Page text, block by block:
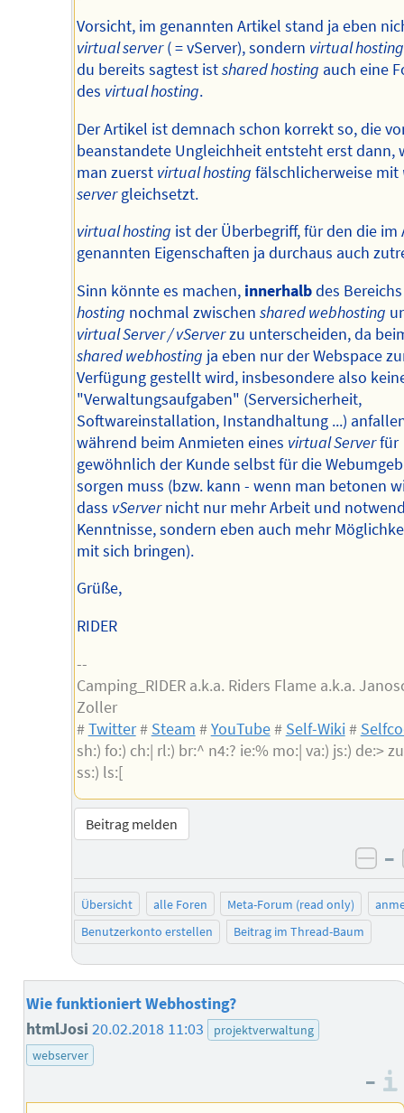
Vorsicht, im genannten Artikel stand ja eben
virtual server( = vServer), sondern virtual hosting
du bereits sagtest istshared hosting auch eine
des virtual hosting.
Der Artikel ist demnach schon korrekt so, die
beanstandete Ungleichheit entsteht erst dann,
man zuerst virtual hosting fälschlicherweise mit
servergleichsetzt.
virtual hosting ist der Überbegriff, für den die im
genannten Eigenschaften ja durchaus auch
Sinn könnte es machen, innerhalbdes
hosting nochmal zwischen shared webhosting
virtual Server / vServerzu unterscheiden, da
shared webhosting ja eben nur der Webspace
Verfügung gestellt wird, insbesondere also
"Verwaltungsaufgaben" (Serversicherheit,
Softwareinstallation, Instandhaltung ...)
während beim Anmieten eines virtual Serverfür
gewöhnlich der Kunde selbst für die
sorgen muss (bzw. kann - wenn man betonen
dass vServernicht nur mehr Arbeit und
Kenntnisse, sondern eben auch mehr
mit sich bringen).
Grüße,
RIDER
--
Camping_RIDER a.k.a. Riders Flame a.k.a.
Zoller
#Twitter# Steam #YouTube# Self-Wiki#
sh:) fo:) ch:| rl:) br:^ n4:? ie:% mo:| va:) js:) de:>
ss:) ls:[
Beitrag melden
–
Übersicht alle Foren Meta-Forum (read only)
Benutzerkonto erstellen
Beitrag im Thread-Baum
Wie funktioniert Webhosting?
htmlJosi20.02.2018 11:03
projektverwaltung
webserver
–